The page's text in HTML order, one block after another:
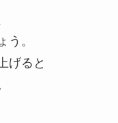
う。
げると